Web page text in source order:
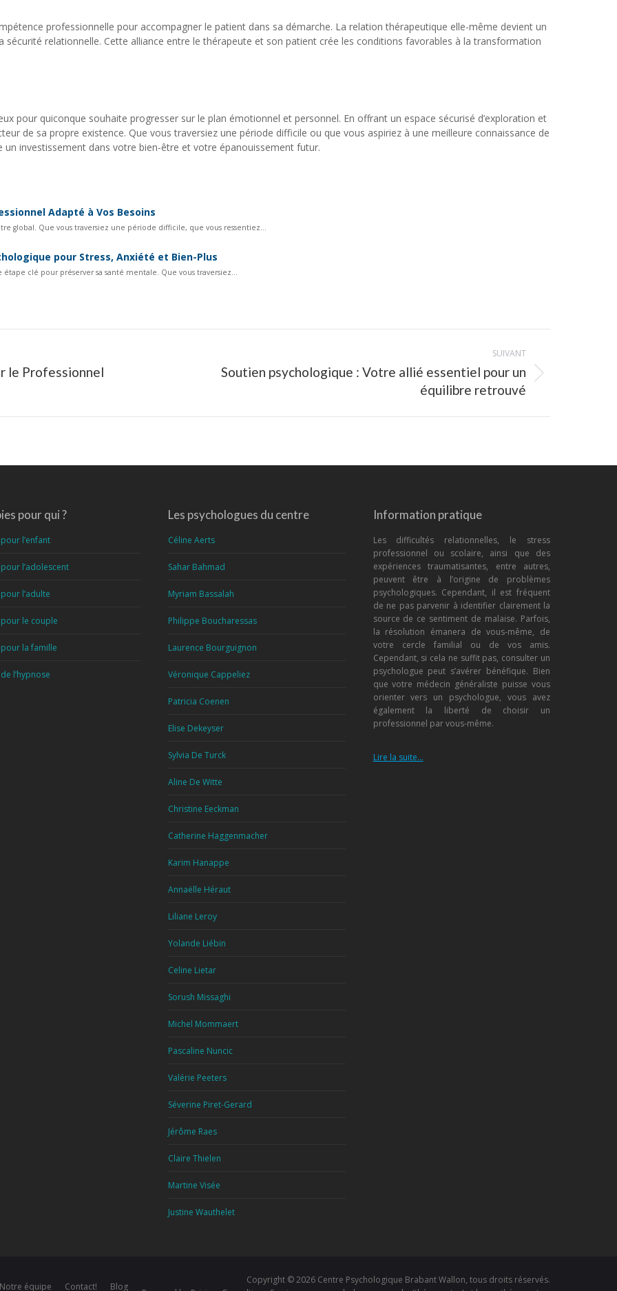
professionnelle pour accompagner le patient dans sa démarche. La relation thérapeutique elle-même devient un
sécurité relationnelle. Cette alliance entre le thérapeute et son patient crée les conditions favorables à la transformation
pour quiconque souhaite progresser sur le plan émotionnel et personnel. En offrant un espace sécurisé d’exploration et
de sa propre existence. Que vous traversiez une période difficile ou que vous aspiriez à une meilleure connaissance de
investissement dans votre bien-être et votre épanouissement futur.
Adapté à Vos Besoins
global. Que vous traversiez une période difficile, que vous ressentiez...
pour Stress, Anxiété et Bien-Plus
clé pour préserver sa santé mentale. Que vous traversiez...
le Professionnel
SUIVANT
Soutien psychologique : Votre allié essentiel pour un
équilibre retrouvé
pour qui ?
l’enfant
l’adolescent
l’adulte
le couple
la famille
l’hypnose
Les psychologues du centre
Céline Aerts
Sahar Bahmad
Myriam Bassalah
Philippe Boucharessas
Laurence Bourguignon
Véronique Cappeliez
Patricia Coenen
Elise Dekeyser
Sylvia De Turck
Aline De Witte
Christine Eeckman
Catherine Haggenmacher
Karim Hanappe
Annaëlle Héraut
Liliane Leroy
Yolande Liébin
Celine Lietar
Sorush Missaghi
Michel Mommaert
Pascaline Nuncic
Valérie Peeters
Séverine Piret-Gerard
Jérôme Raes
Claire Thielen
Martine Visée
Justine Wauthelet
Information pratique
Les difficultés relationnelles, le stress
professionnel ou scolaire, ainsi que des
expériences traumatisantes, entre autres,
peuvent être à l’origine de problèmes
psychologiques. Cependant, il est fréquent
de ne pas parvenir à identifier clairement la
source de ce sentiment de malaise. Parfois,
la résolution émanera de vous-même, de
votre cercle familial ou de vos amis.
Cependant, si cela ne suffit pas, consulter un
psychologue peut s’avérer bénéfique. Bien
que votre médecin généraliste puisse vous
orienter vers un psychologue, vous avez
également la liberté de choisir un
professionnel par vous-même.
Lire la suite…
Notre équipe Contact! Blog
Copyright © 2026 Centre Psychologique Brabant Wallon, tous droits réservés.